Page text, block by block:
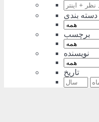
دسته بندی
برچسب
نویسنده
تاریخ